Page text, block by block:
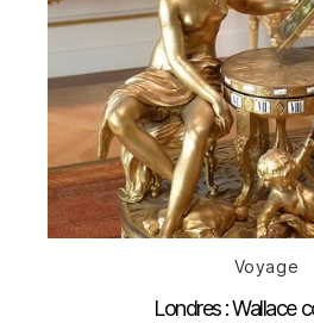
Voyage
Londres : Wallace